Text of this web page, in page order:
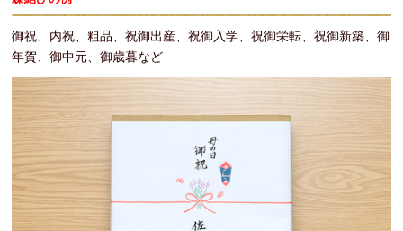
御祝、内祝、粗品、祝御出産、祝御入学、祝御栄転、祝御新築、御
年賀、御中元、御歳暮など